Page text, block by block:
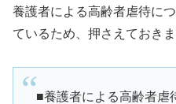
養護者による高齢者虐待に
ているため、押さえておきま
■養護者による高齢者虐